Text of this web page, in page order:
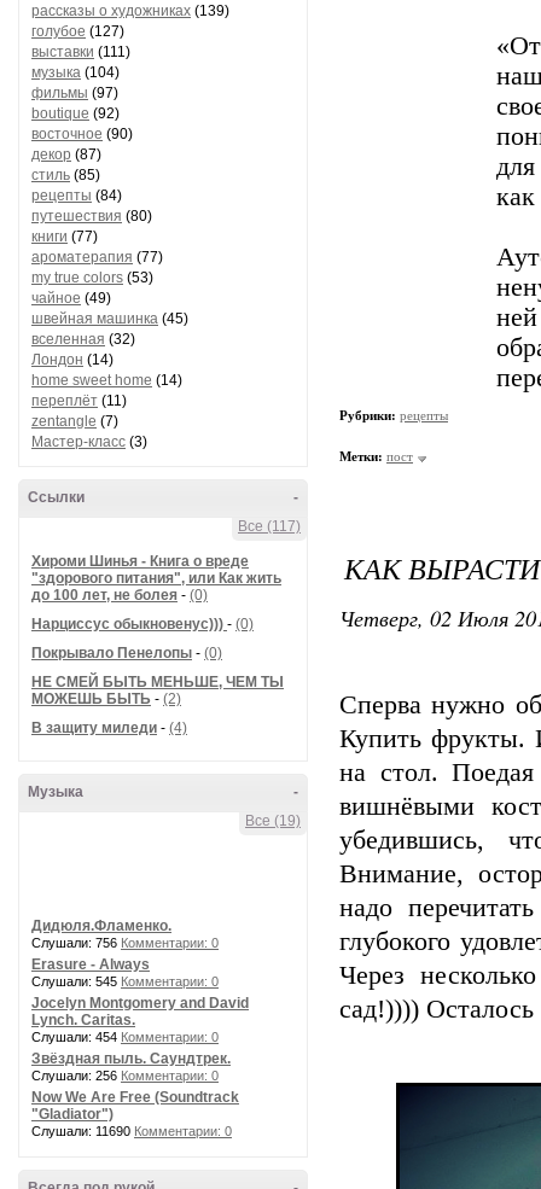
рассказы о художниках (139)
голубое (127)
выставки (111)
музыка (104)
фильмы (97)
boutique (92)
восточное (90)
декор (87)
стиль (85)
рецепты (84)
путешествия (80)
книги (77)
ароматерапия (77)
my true colors (53)
чайное (49)
швейная машинка (45)
вселенная (32)
Лондон (14)
home sweet home (14)
переплёт (11)
zentangle (7)
Мастер-класс (3)
-
Ссылки
Все (117)
Хироми Шинья - Книга о вреде
"здорового питания", или Как жить
до 100 лет, не болея - (0)
Нарциссус обыкновенус))) - (0)
Покрывало Пенелопы - (0)
НЕ СМЕЙ БЫТЬ МЕНЬШЕ, ЧЕМ ТЫ
МОЖЕШЬ БЫТЬ - (2)
В защиту миледи - (4)
-
Музыка
Все (19)
Дидюля.Фламенко.
Слушали: 756 Комментарии: 0
Erasure - Always
Слушали: 545 Комментарии: 0
Jocelyn Montgomery and David
Lynch. Caritas.
Слушали: 454 Комментарии: 0
Звёздная пыль. Саундтрек.
Слушали: 256 Комментарии: 0
Now We Are Free (Soundtrack
"Gladiator")
Слушали: 11690 Комментарии: 0
Рубрики: рецепты
Метки: пост
КАК
Четверг, 02 Июля
Сперва нужно
Купить фрукты.
на стол.
вишнёвыми
убедившись,
Внимание,
надо
глубокого
Через
сад!))))